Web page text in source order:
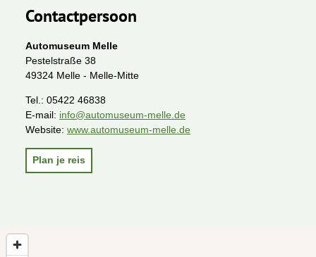
Contactpersoon
Automuseum Melle
Pestelstraße 38
49324 Melle - Melle-Mitte
Tel.: 05422 46838
E-mail: info@automuseum-melle.de
Website: www.automuseum-melle.de
Plan je reis